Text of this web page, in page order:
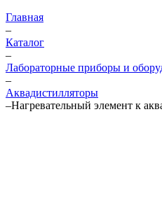
Главная
–
Каталог
–
Лабораторные приборы и
–
Аквадистилляторы
–Нагревательный элемент к